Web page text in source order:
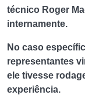
técnico Roger
internamente.
No caso
representantes
ele tivesse
experiência.